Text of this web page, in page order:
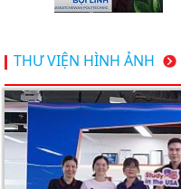
bạn khám
Du học
nền giáo
THƯ VIỆN HÌNH ẢNH